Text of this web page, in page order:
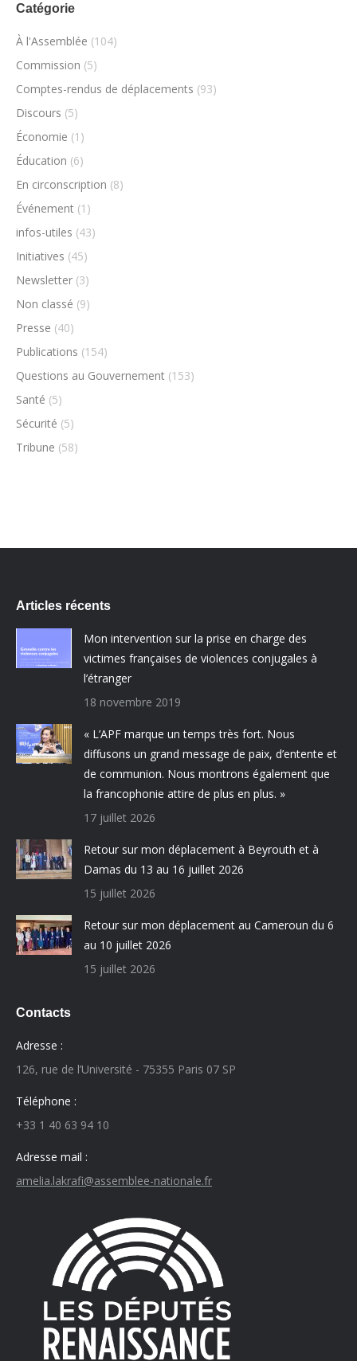
Catégorie
À l'Assemblée (104)
Commission (5)
Comptes-rendus de déplacements (93)
Discours (5)
Économie (1)
Éducation (6)
En circonscription (8)
Événement (1)
infos-utiles (43)
Initiatives (45)
Newsletter (3)
Non classé (9)
Presse (40)
Publications (154)
Questions au Gouvernement (153)
Santé (5)
Sécurité (5)
Tribune (58)
Articles récents
Mon intervention sur la prise en charge des
victimes françaises de violences conjugales à
l’étranger
18 novembre 2019
« L’APF marque un temps très fort. Nous
diffusons un grand message de paix, d’entente et
de communion. Nous montrons également que
la francophonie attire de plus en plus. »
17 juillet 2026
Retour sur mon déplacement à Beyrouth et à
Damas du 13 au 16 juillet 2026
15 juillet 2026
Retour sur mon déplacement au Cameroun du 6
au 10 juillet 2026
15 juillet 2026
Contacts
Adresse :
126, rue de l’Université - 75355 Paris 07 SP
Téléphone :
+33 1 40 63 94 10
Adresse mail :
amelia.lakrafi@assemblee-nationale.fr